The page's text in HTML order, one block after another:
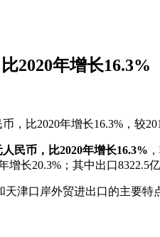
2020年增长16.3%
，比2020年增长16.3%，较
民币，比2020年增长16.3%
长20.3%；其中出口
津口岸外贸进出口的主要特